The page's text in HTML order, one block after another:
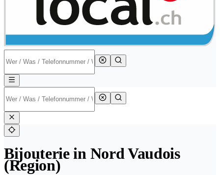
Bijouterie in Nord Vaudois
(Region)